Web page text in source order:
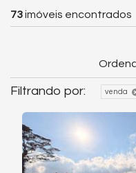
73imóveis encontrados
Filtrando por: venda